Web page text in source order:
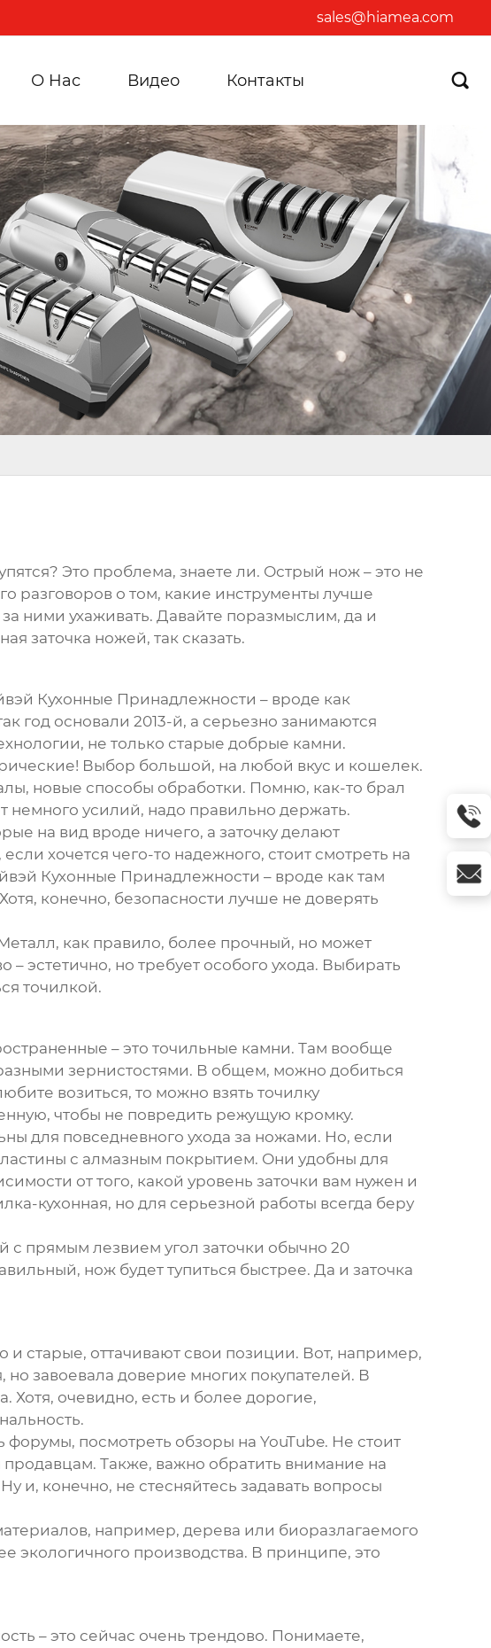
sales@hiamea.com
О Hас Видео Контакты 
Это проблема, знаете ли. Острый нож – это не
разговоров о том, какие инструменты лучше
ними ухаживать. Давайте поразмыслим, да и
заточка ножей, так сказать.
Кухонные Принадлежности – вроде как
год основали 2013-й, а серьезно занимаются
не только старые добрые камни.
Выбор большой, на любой вкус и кошелек.
новые способы обработки. Помню, как-то брал
немного усилий, надо правильно держать.
на вид вроде ничего, а заточку делают
хочется чего-то надежного, стоит смотреть на
Кухонные Принадлежности – вроде как там
конечно, безопасности лучше не доверять
как правило, более прочный, но может
эстетично, но требует особого ухода. Выбирать
точилкой.
– это точильные камни. Там вообще
зернистостями. В общем, можно добиться
возиться, то можно взять точилку
чтобы не повредить режущую кромку.
для повседневного ухода за ножами. Но, если
с алмазным покрытием. Они удобны для
от того, какой уровень заточки вам нужен и
кухонная, но для серьезной работы всегда беру
с прямым лезвием угол заточки обычно 20
нож будет тупиться быстрее. Да и заточка
старые, оттачивают свои позиции. Вот, например,
завоевала доверие многих покупателей. В
очевидно, есть и более дорогие,
посмотреть обзоры на YouTube. Не стоит
Также, важно обратить внимание на
и, конечно, не стесняйтесь задавать вопросы
например, дерева или биоразлагаемого
экологичного производства. В принципе, это
– это сейчас очень трендово. Понимаете,